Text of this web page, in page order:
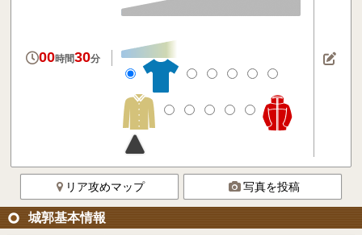
00時間30分
リア攻めマップ 写真を投稿
城郭基本情報